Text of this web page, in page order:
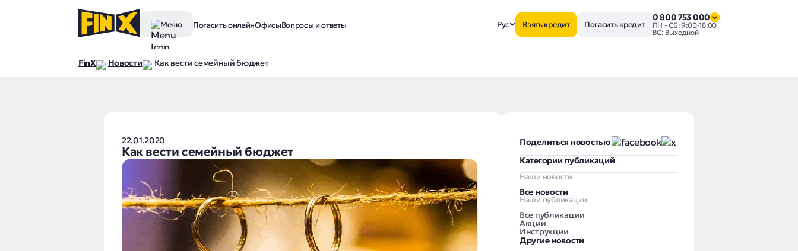
Меню Погасить онлайнОфисыВопросы и ответы Рус Взять кредит Погасить кредит
0 800 753 000
ПН - СБ: 9:00-18:00
ВС: Выходной
FinX Новости Как вести семейный бюджет
22.01.2020
Как вести семейный бюджет
Поделиться новостью
Категории публикаций
Наши новости
Все новости
Наши публикации
Все публикации
Акции
Инструкции
Другие новости